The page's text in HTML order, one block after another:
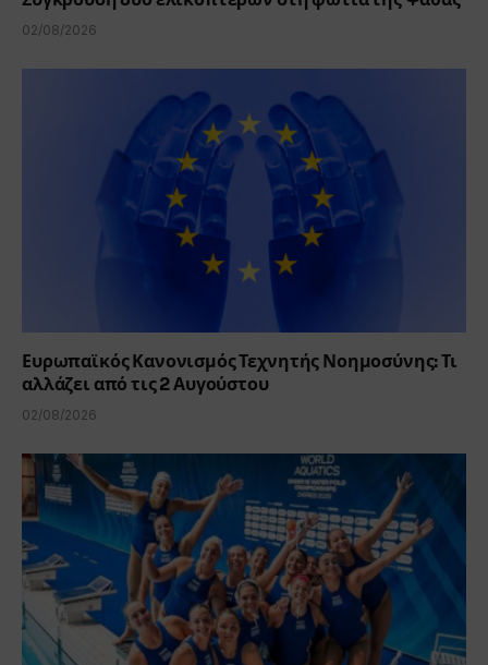
02/08/2026
Ευρωπαϊκός Κανονισμός Τεχνητής Νοημοσύνης: Τι
αλλάζει από τις 2 Αυγούστου
02/08/2026